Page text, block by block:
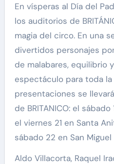
En vísperas al Día del Padre, Diverticircus toma
los auditorios de
magia del circo. En una
divertidos personajes
de malabares, equilibrio
espectáculo para toda
presentaciones se
de BRITANICO: el sábado
el viernes 21 en Santa
sábado 22 en San Miguel
Aldo Villacorta, Raquel